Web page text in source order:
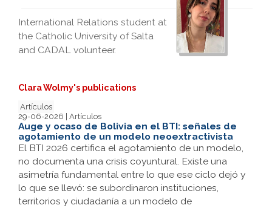
International Relations student at
the Catholic University of Salta
and CADAL volunteer.
Clara Wolmy's publications
Artículos
29-06-2026 | Artículos
Auge y ocaso de Bolivia en el BTI: señales de
agotamiento de un modelo neoextractivista
El BTI 2026 certifica el agotamiento de un modelo,
no documenta una crisis coyuntural. Existe una
asimetría fundamental entre lo que ese ciclo dejó y
lo que se llevó: se subordinaron instituciones,
territorios y ciudadanía a un modelo de